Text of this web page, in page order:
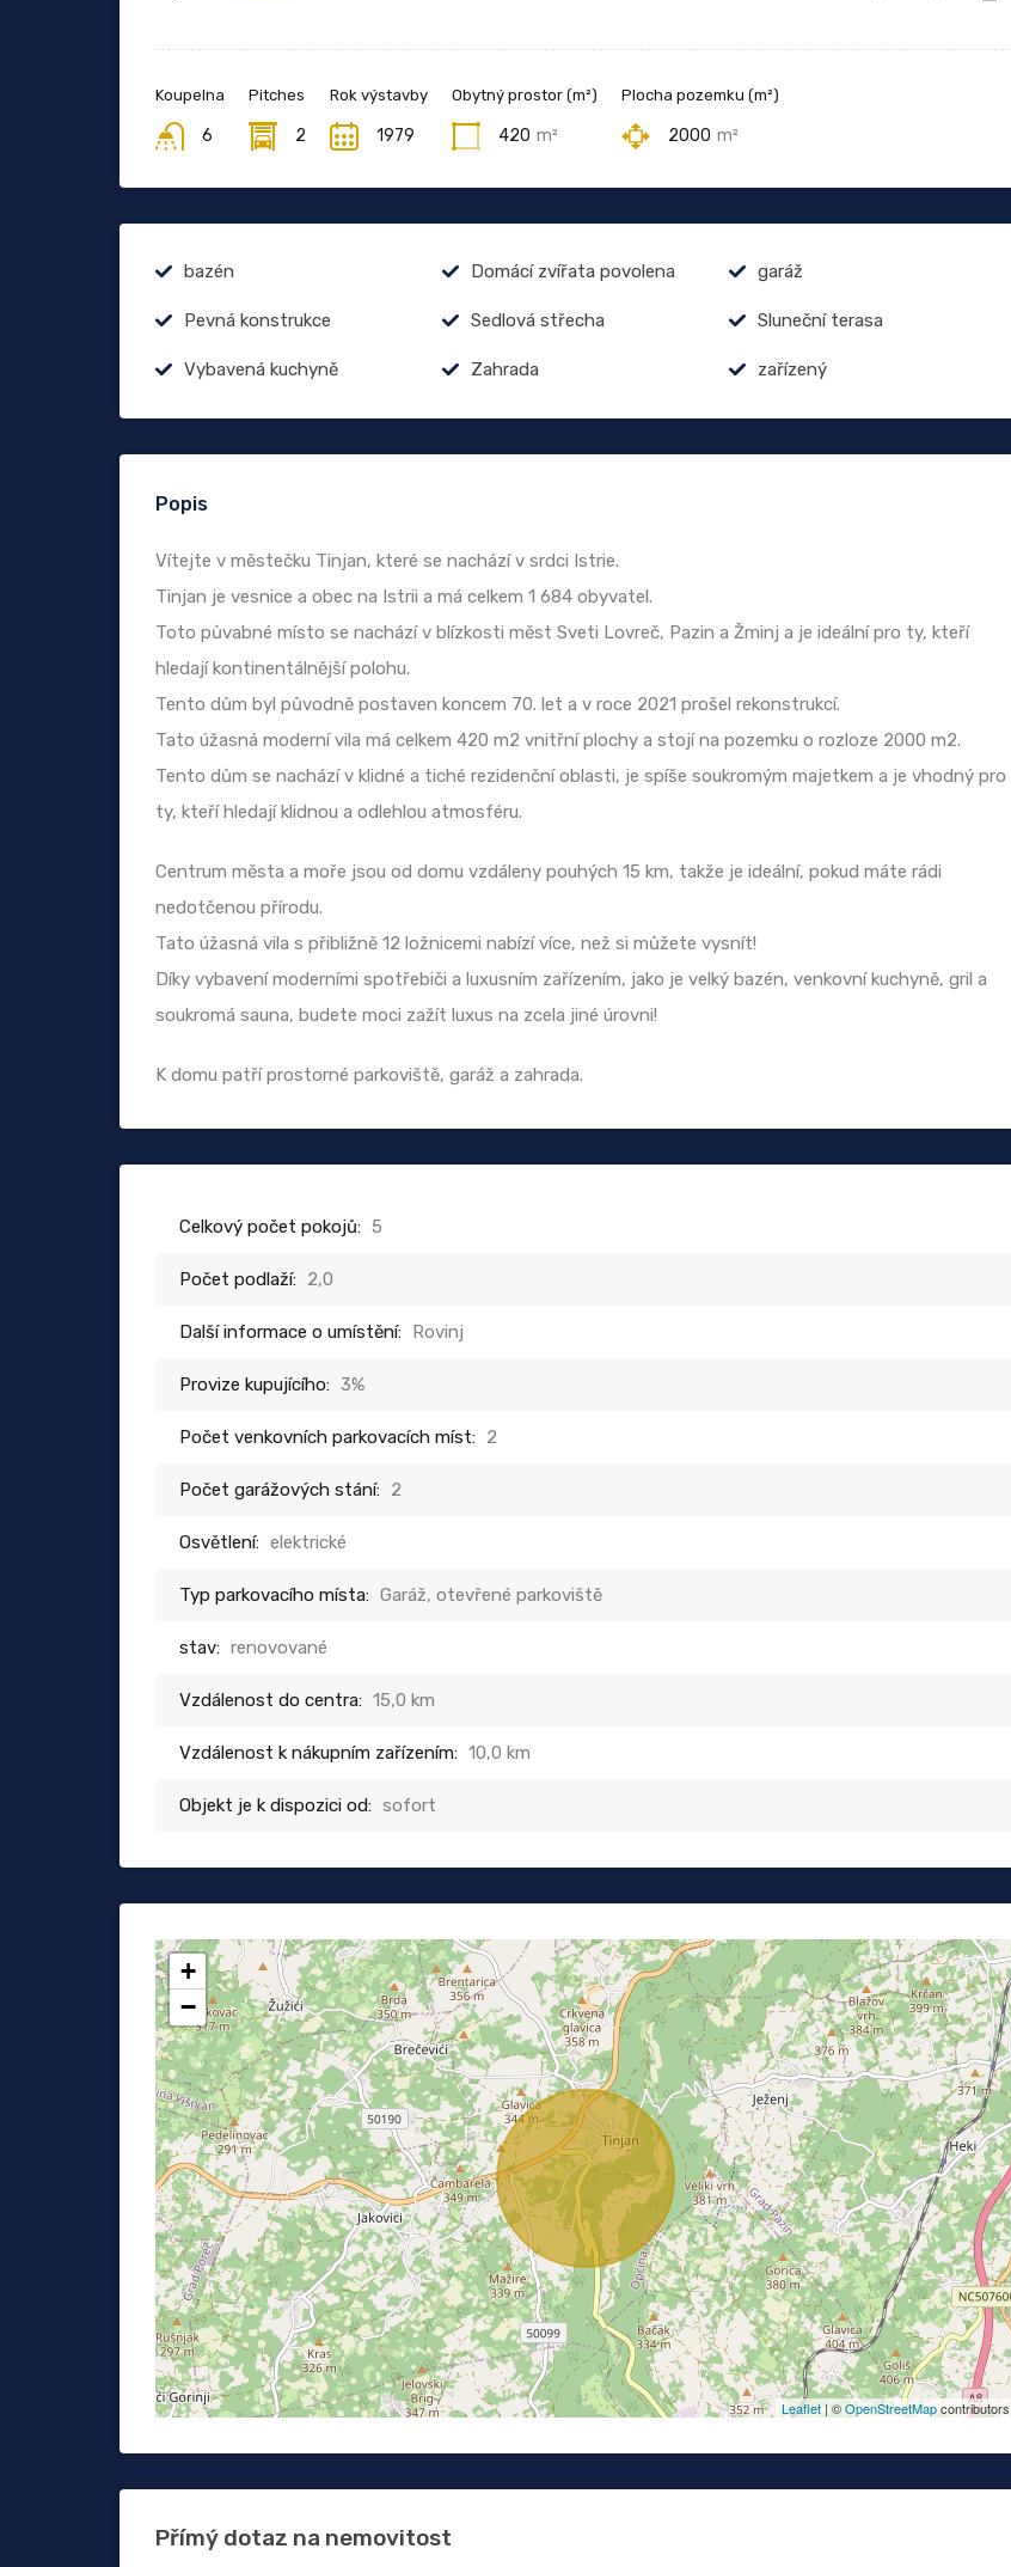
Koupelna
6
Pitches
2
Rok výstavby
1979
Obytný prostor (m²)
420 m²
Plocha pozemku (m²)
2000 m²
bazén Domácí zvířata povolena garáž
Pevná konstrukce Sedlová střecha Sluneční terasa
Vybavená kuchyně Zahrada zařízený
Popis
Vítejte v městečku Tinjan, které se nachází v srdci Istrie.
Tinjan je vesnice a obec na Istrii a má celkem 1 684 obyvatel.
Toto půvabné místo se nachází v blízkosti měst Sveti Lovreč, Pazin a Žminj a je ideální pro ty, kteří
hledají kontinentálnější polohu.
Tento dům byl původně postaven koncem 70. let a v roce 2021 prošel rekonstrukcí.
Tato úžasná moderní vila má celkem 420 m2 vnitřní plochy a stojí na pozemku o rozloze 2000 m2.
Tento dům se nachází v klidné a tiché rezidenční oblasti, je spíše soukromým majetkem a je vhodný pro
ty, kteří hledají klidnou a odlehlou atmosféru.
Centrum města a moře jsou od domu vzdáleny pouhých 15 km, takže je ideální, pokud máte rádi
nedotčenou přírodu.
Tato úžasná vila s přibližně 12 ložnicemi nabízí více, než si můžete vysnít!
Díky vybavení moderními spotřebiči a luxusním zařízením, jako je velký bazén, venkovní kuchyně, gril a
soukromá sauna, budete moci zažít luxus na zcela jiné úrovni!
K domu patří prostorné parkoviště, garáž a zahrada.
Celkový počet pokojů: 5
Počet podlaží: 2,0
Další informace o umístění: Rovinj
Provize kupujícího: 3%
Počet venkovních parkovacích míst: 2
Počet garážových stání: 2
Osvětlení: elektrické
Typ parkovacího místa: Garáž, otevřené parkoviště
stav: renovované
Vzdálenost do centra: 15,0 km
Vzdálenost k nákupním zařízením: 10,0 km
Objekt je k dispozici od: sofort
+
−
Leaflet| ©OpenStreetMapcontributors
Přímý dotaz na nemovitost